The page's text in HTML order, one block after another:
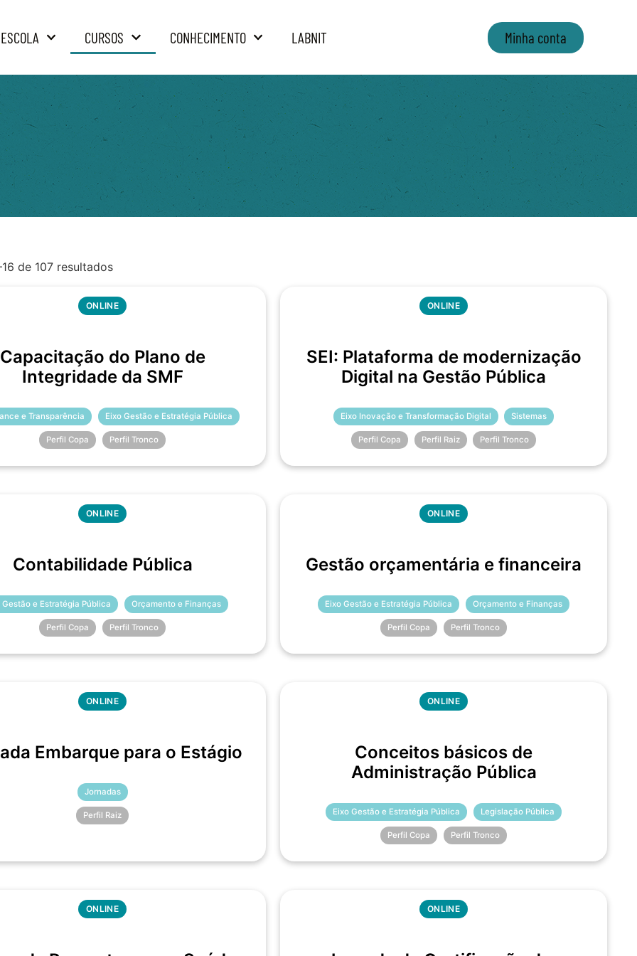
CURSOS CONHECIMENTO LABNIT Minha conta
de 107 resultados
ONLINE
Capacitação do Plano de
Integridade da SMF
e Transparência Eixo Gestão e Estratégia Pública
Perfil Copa Perfil Tronco
ONLINE
SEI: Plataforma de modernização
Digital na Gestão Pública
Eixo Inovação e Transformação Digital Sistemas
Perfil Copa Perfil Raiz Perfil Tronco
ONLINE
Contabilidade Pública
Gestão e Estratégia Pública Orçamento e Finanças
Perfil Copa Perfil Tronco
ONLINE
Gestão orçamentária e financeira
Eixo Gestão e Estratégia Pública Orçamento e Finanças
Perfil Copa Perfil Tronco
ONLINE
Embarque para o Estágio
Jornadas
Perfil Raiz
ONLINE
Conceitos básicos de
Administração Pública
Eixo Gestão e Estratégia Pública Legislação Pública
Perfil Copa Perfil Tronco
ONLINE ONLINE